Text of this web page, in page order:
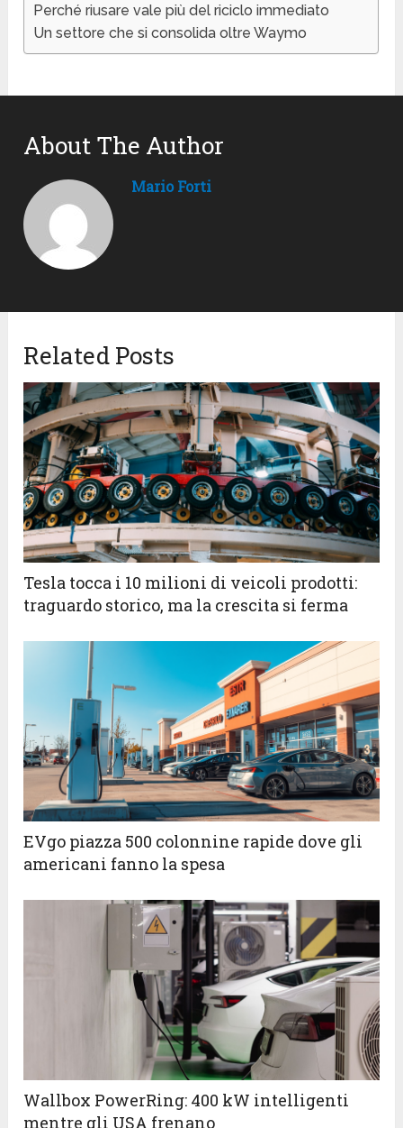
Perché riusare vale più del riciclo immediato
Un settore che si consolida oltre Waymo
About The Author
Mario Forti
Related Posts
Tesla tocca i 10 milioni di veicoli prodotti:
traguardo storico, ma la crescita si ferma
EVgo piazza 500 colonnine rapide dove gli
americani fanno la spesa
Wallbox PowerRing: 400 kW intelligenti
mentre gli USA frenano